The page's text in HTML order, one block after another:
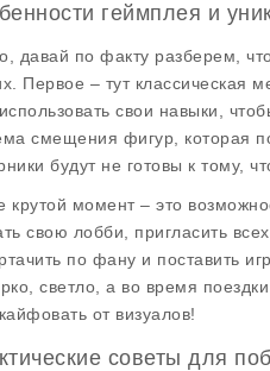
геймплея и
давай по факту разберем,
Первое – тут классическая
свои навыки,
смещения фигур, которая
будут не готовы к тому,
крутой момент – это
свою лобби, пригласить
по фану и поставить
светло, а во время
от визуалов!
советы для